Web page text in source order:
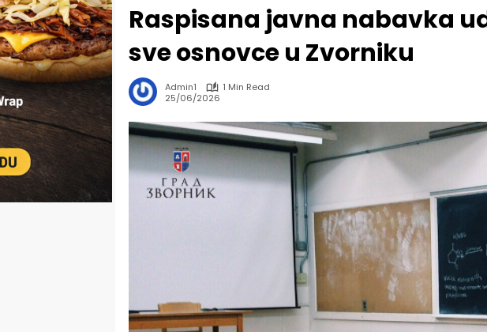
Raspisana javna nabavka
sve osnovce u Zvorniku
Admin1
1 Min Read
25/06/2026